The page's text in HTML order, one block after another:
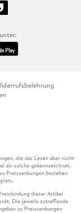
die das Lesen aber nicht
als solche gekennzeichnet.
Preissenkungen beziehen
dieser Artikel
Die jeweils zutreffende
zu Preissenkungen